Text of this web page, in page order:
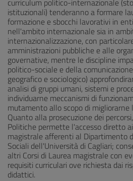
curriculum politico-internazionale
istituzionali) tenderanno a formare
formazione e sbocchi lavorativi in
nell'ambito internazionale sia in
internazionalizzazione, con
amministrazioni pubbliche e alle
governative, mentre le discipline
politico-sociale e della
geografico e sociologico)
analisi di gruppi umani, sistemi e
individuarne meccanismi di
mutamento allo scopo di migliorarne
Quanto alla prosecuzione dei
Politiche permette l'accesso diretto
magistrale afferenti al Dipartimento
Sociali dell'Università di Cagliari;
altri Corsi di Laurea magistrale con
requisiti curriculari ove richiesta dai
didattici.